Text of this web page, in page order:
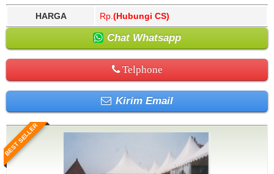
HARGA Rp. (Hubungi CS)
Chat Whatsapp
Telphone
Kirim Email
BEST SELLER